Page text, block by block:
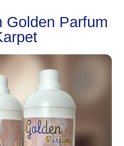
Golden Parfum